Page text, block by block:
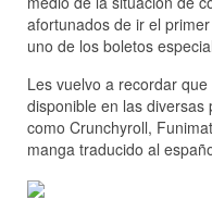
afortunados de ir el
uno de los boletos
Les vuelvo a recordar
disponible en las
como Crunchyroll,
manga traducido al